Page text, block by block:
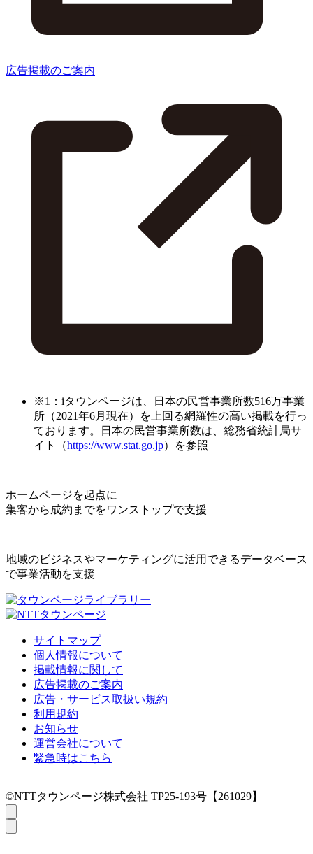
広告掲載のご案内
※1：iタウンページは、日本の民営事業所数516万事業
所（2021年6月現在）を上回る網羅性の高い掲載を行っ
ております。日本の民営事業所数は、総務省統計局サ
イト（https://www.stat.go.jp）を参照
ホームページを起点に
集客から成約までをワンストップで支援
地域のビジネスやマーケティングに活用できるデータベース
で事業活動を支援
サイトマップ
個人情報について
掲載情報に関して
広告掲載のご案内
広告・サービス取扱い規約
利用規約
お知らせ
運営会社について
緊急時はこちら
©NTTタウンページ株式会社 TP25-193号【261029】